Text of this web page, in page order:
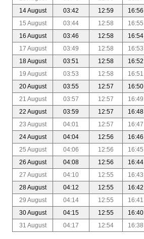
14 August
03:42 12:59 16:56
15 August
03:44 12:58 16:55
16 August
03:46 12:58 16:54
17 August
03:49 12:58 16:53
18 August
03:51 12:58 16:52
19 August
03:53 12:58 16:51
20 August
03:55 12:57 16:50
21 August
03:57 12:57 16:49
22 August
03:59 12:57 16:48
23 August
04:01 12:57 16:47
24 August
04:04 12:56 16:46
25 August
04:06 12:56 16:45
26 August
04:08 12:56 16:44
27 August
04:10 12:55 16:43
28 August
04:12 12:55 16:42
29 August
04:14 12:55 16:41
30 August
04:15 12:55 16:40
31 August
04:17 12:54 16:38